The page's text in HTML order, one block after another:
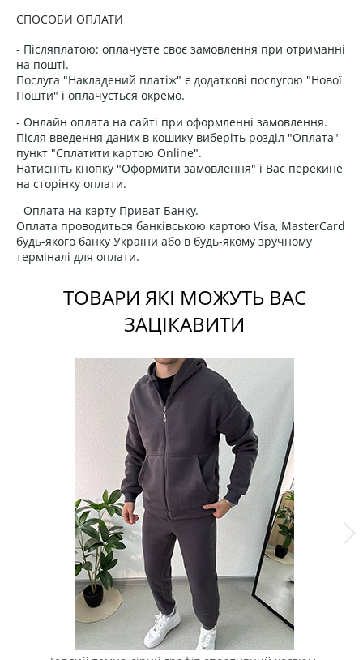
СПОСОБИ ОПЛАТИ
- Післяплатою: оплачуєте своє замовлення при отриманні
на пошті.
Послуга "Накладений платіж" є додаткові послугою "Нової
Пошти" і оплачується окремо.
- Онлайн оплата на сайті при оформленні замовлення.
Після введення даних в кошику виберіть розділ "Оплата"
пункт "Сплатити картою Online".
Натисніть кнопку "Оформити замовлення" і Вас перекине
на сторінку оплати.
- Оплата на карту Приват Банку.
Оплата проводиться банківською картою Visa, MasterCard
будь-якого банку України або в будь-якому зручному
терміналі для оплати.
ТОВАРИ ЯКІ МОЖУТЬ ВАС
ЗАЦІКАВИТИ